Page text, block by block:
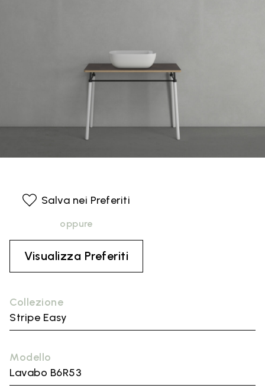
Collezione
Stripe Easy
Modello
Lavabo B6R53
Salva nei Preferiti
oppure
Visualizza Preferiti